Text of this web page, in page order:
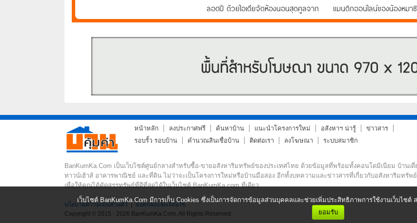
ลอดปี ด้วยไอเดียจัดห้องนอนสุดคูลจาก
อินเด็กซ์ ลิฟวิ่งมอลล์
แมนติกออนไลน์ของน้องหมา
FIRST LOVE
หน้าหลัก ลงประกาศฟรี ค้นหาบ้าน แนะนำโครงการใหม่ อสังหาฯ น่ารู้
ข่าวสาร
รอบรั้ว รอบบ้าน
คำนวณสินเชื่อบ้าน ติดต่อเรา ลงโฆษณา ระบบสมาชิก
BanKumKa.Com เป็นเว็บไซต์ศูนย์กลางสำหรับซื้อ-ขายอสังหาริมทรัพย์ของประเทศไทย ด้วยข้อมูลที่พร้อมทั้งคอนโดมิเนียม บ้านเดี่
ทาวน์เฮ้าส์ อาคารพาณิชย์ และที่ดิน ไม่ว่าจะเป็นโครงการใหม่หรือบ้านมือสอง อีกทั้งบทความและข่าวสารที่เกี่ยวกับอสังหาริมทรัพย์
เพื่อให้คุณได้คัดสรรทรัพย์ที่ดีที่สุดได้ในเว็บไซต์ BanKumKa.com ที่เดียว
นโยบายความเป็นส่วนตัว
ข้อตกลงและเงื่อนไข
Copyright © 2015 - 2026 BanKumKa.Com, All Rights Reserved.
เว็บไซต์ BanKumKa.Com มีการเก็บ Cookies ซึ่งเป็นการจัดการข้อมูลส่วนบุคคลและช่วยเพิ่มประสิทธิภาพการใช้งานเว็บไซ
ยอมรับ